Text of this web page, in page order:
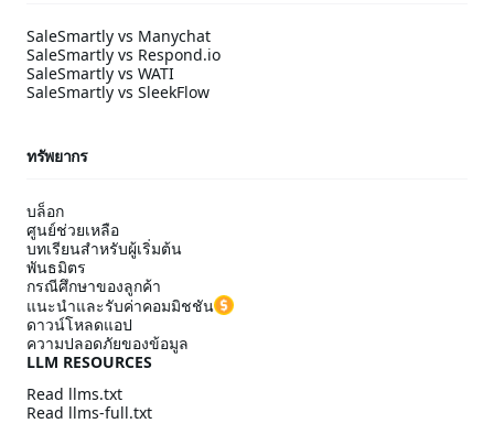
SaleSmartly vs Manychat
SaleSmartly vs Respond.io
SaleSmartly vs WATI
SaleSmartly vs SleekFlow
ทรัพยากร
บล็อก
ศูนย์ช่วยเหลือ
บทเรียนสำหรับผู้เริ่มต้น
พันธมิตร
กรณีศึกษาของลูกค้า
แนะนำและรับค่าคอมมิชชัน
ดาวน์โหลดแอป
ความปลอดภัยของข้อมูล
LLM RESOURCES
Read llms.txt
Read llms-full.txt